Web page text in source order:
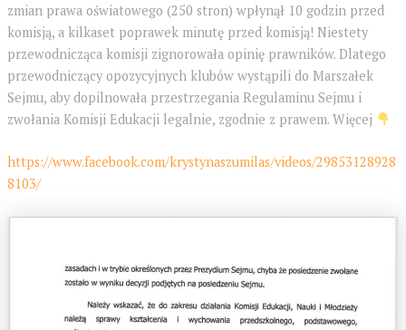
zmian prawa oświatowego (250 stron) wpłynął 10 godzin przed
komisją, a kilkaset poprawek minutę przed komisją! Niestety
przewodnicząca komisji zignorowała opinię prawników. Dlatego
przewodniczący opozycyjnych klubów wystąpili do Marszałek
Sejmu, aby dopilnowała przestrzegania Regulaminu Sejmu i
zwołania Komisji Edukacji legalnie, zgodnie z prawem. Więcej
https://www.facebook.com/krystynaszumilas/videos/29853128928
8103/